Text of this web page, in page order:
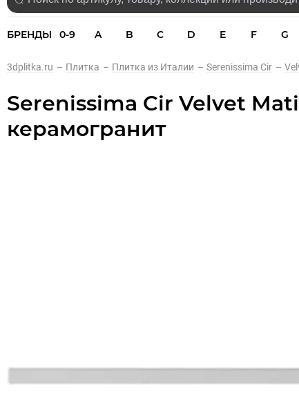
БРЕНДЫ 0-9 A B C D E F G
3dplitka.ru – Плитка – Плитка из Италии – Serenissima Cir –
Serenissima Cir Velvet
керамогранит